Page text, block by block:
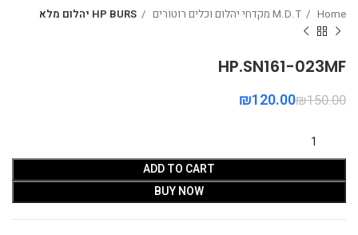
Home M.D.T מקדחי יהלום וכלים רוטורים HP BURS יהלום מלא
HP.SN161-023MF
₪150.00
₪120.00
ADD TO CART
BUY NOW